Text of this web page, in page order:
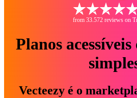
from 33.572 reviews on
Planos
Vecteezy é o